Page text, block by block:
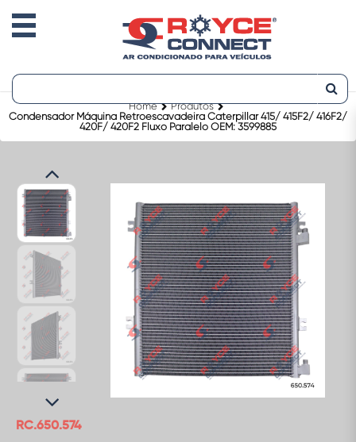
Home
Produtos
Condensador Máquina Retroescavadeira Caterpillar 415/ 415F2/ 416F2/
420F/ 420F2 Fluxo Paralelo OEM: 3599885
RC.650.574